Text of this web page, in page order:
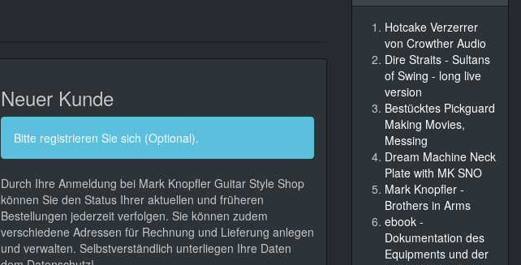
Neuer Kunde
Bitte registrieren Sie sich (Optional).
Durch Ihre Anmeldung bei Mark Knopfler Guitar Style Shop
können Sie den Status Ihrer aktuellen und früheren
Bestellungen jederzeit verfolgen. Sie können zudem
verschiedene Adressen für Rechnung und Lieferung anlegen
und verwalten. Selbstverständlich unterliegen Ihre Daten
Hotcake Verzerrer
von Crowther Audio
Dire Straits - Sultans
of Swing - long live
version
Bestücktes Pickguard
Making Movies,
Messing
Dream Machine Neck
Plate with MK SNO
Mark Knopfler -
Brothers in Arms
ebook -
Dokumentation des
Equipments und der